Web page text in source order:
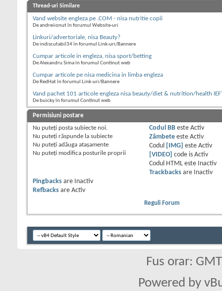
Thread-uri Similare
Vand website engleza pe .COM - nisa nutritie copii
De andreiionut în forumul Website-uri
Linkuri/advertoriale, nisa Beauty?
De indiscutabil34 în forumul Link-uri/Bannere
Cumpar articole in engleza, nisa sport/betting
De Alexandru Sima în forumul Continut web
Cumpar articole pe nisa medicina in limba engleza
De RedHat în forumul Link-uri/Bannere
Vand pachet 101 articole engleza nisa beauty/diet & nutrition/health
De buicky în forumul Continut web
Permisiuni postare
Nu puteţi posta subiecte noi.
Nu puteţi răspunde la subiecte
Nu puteţi adăuga ataşamente
Nu puteţi modifica posturile proprii
Codul BBeste Activ
Zâmbeteeste Activ
Codul
[IMG] este Activ
[VIDEO]
code is Activ
Codul HTML este
Inactiv
Trackbacksare
Inactiv
Pingbacks are
Inactiv
Refbacks are Activ
Reguli Forum
Fus orar:
Powered by